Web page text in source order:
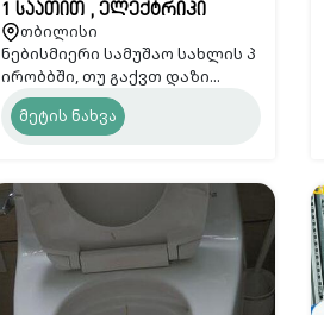
1 საათით , ელექტრიკი
თბილისი
ნებისმიერი სამუშაო სახლის პ
ირობბში, თუ გაქვთ დაზი...
მეტის ნახვა